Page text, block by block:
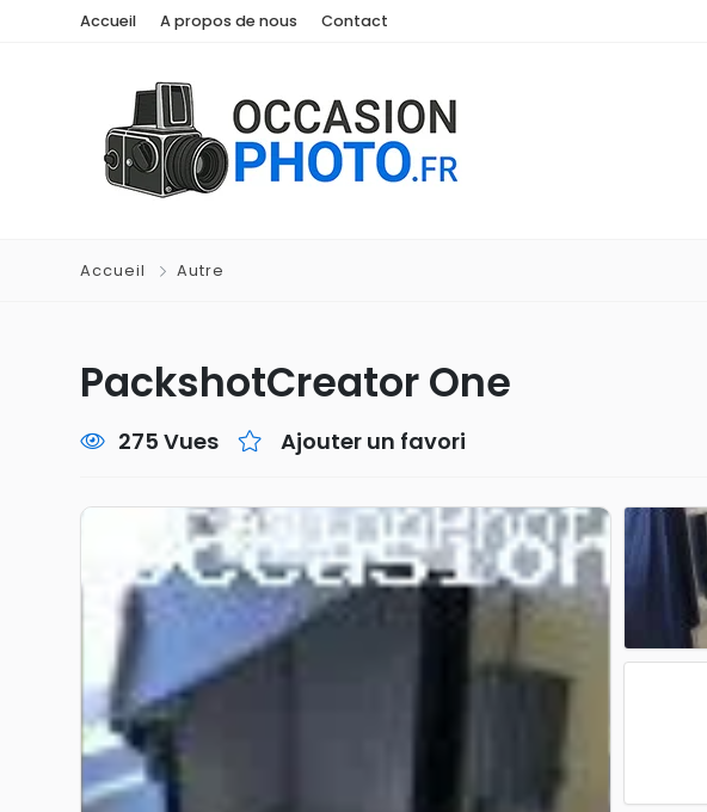
Accueil A propos de nous Contact
Accueil Autre
PackshotCreator One
275 Vues Ajouter un favori